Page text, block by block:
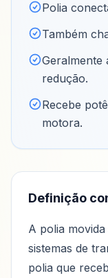
Polia
Também
Geralmente
redução.
Recebe
motora.
Definição
A polia
sistemas de
polia que